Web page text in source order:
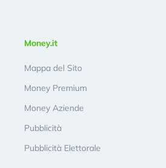
Money.it
Mappa del Sito
Money Premium
Money Aziende
Pubblicità
Pubblicità Elettorale